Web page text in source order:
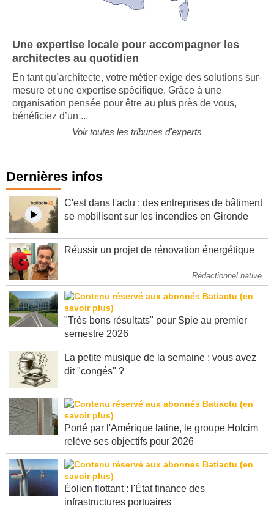
Une expertise locale pour accompagner les
architectes au quotidien
En tant qu’architecte, votre métier exige des solutions sur-
mesure et une expertise spécifique. Grâce à une
organisation pensée pour être au plus près de vous,
bénéficiez d’un ...
Voir toutes les tribunes d'experts
Dernières infos
C'est dans l'actu : des entreprises de bâtiment
se mobilisent sur les incendies en Gironde
Réussir un projet de rénovation énergétique
Rédactionnel native
"Très bons résultats" pour Spie au premier
semestre 2026
La petite musique de la semaine : vous avez
dit "congés" ?
Porté par l'Amérique latine, le groupe Holcim
relève ses objectifs pour 2026
Éolien flottant : l'État finance des
infrastructures portuaires